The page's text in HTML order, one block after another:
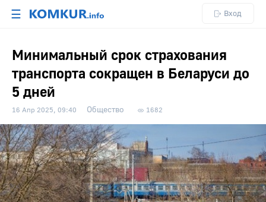
☰ Вход
Минимальный срок страхования
транспорта сокращен в Беларуси до
5 дней
16 Апр 2025, 09:40 Общество 1682